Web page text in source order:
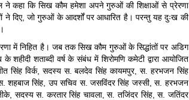
ने कहा कि सिख कौम हमेशा अपने गुरुओं की शिक्षाओं से प्रेरणा
दिए, जो गुरुओं के आदर्शों पर आधारित है। परन्तु यह दुःख की
में निहित है। जब तक सिख कौम गुरुओं के सिद्धांतों पर अडिग
शताब्दी वर्ष के संबंध में शिरोमणि कमेटी द्वारा आयोजित
सिंह विर्क, सदस्य स. बलदेव सिंह कायमपुर, स. हरभजन सिंह
स. शहबाज सिंह, उप सचिव स. जसविंदर सिंह जस्सी, स. हरभजन
जीके, सदस्य स. करतार सिंह चावला, स. तजिंदर सिंह, स. जतिंदर